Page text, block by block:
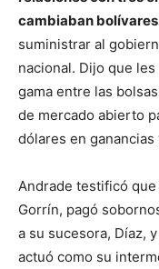
cambiaban
suministrar al
nacional. Dijo que
gama entre las
de mercado abierto
dólares en
Andrade testificó
Gorrín, pagó
a su sucesora, Díaz,
actuó como su